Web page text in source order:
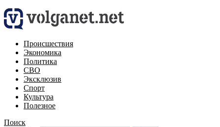
Происшествия
Экономика
Политика
СВО
Эксклюзив
Спорт
Культура
Полезное
Поиск